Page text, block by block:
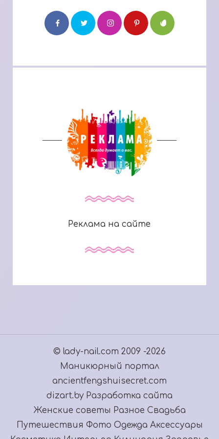
Реклама на сайте
© lady-nail.com 2009 -2026
Маникюрный портал
ancientfengshuisecret.com
dizart.by Разработка сайта
Женские советы Разное Свадьба
Путешествия Фото Одежда Аксессуары